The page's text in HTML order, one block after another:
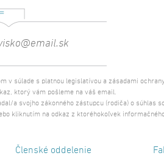
v súlade s platnou legislatívou a zásadami
ktorý vám pošleme na váš email.
a svojho zákonného zástupcu (rodiča) o súhlas
kliknutím na odkaz z ktoréhokoľvek
Členské oddelenie